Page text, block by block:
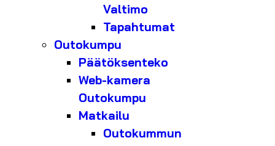
Valtimo
Tapahtumat
Outokumpu
Päätöksenteko
Web-kamera
Outokumpu
Matkailu
Outokummun